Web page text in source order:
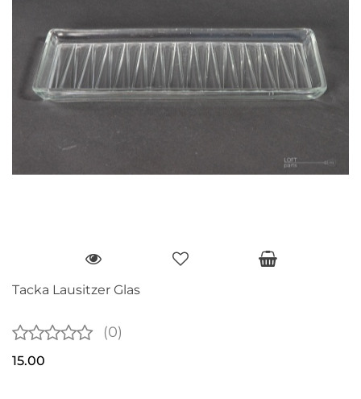
Tacka Lausitzer Glas
(0)
15.00